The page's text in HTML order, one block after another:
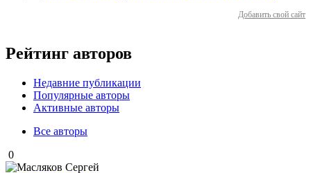
Добавить свой сайт
Рейтинг авторов
Недавние публикации
Популярные авторы
Активные авторы
Все авторы
0